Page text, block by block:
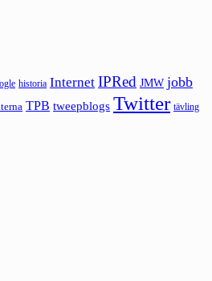
historia Internet IPRed JMW jobb
TPB tweepblogs Twitter tävling